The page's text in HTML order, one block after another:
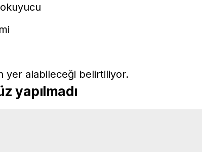
yer alabileceği belirtiliyor.
yapılmadı